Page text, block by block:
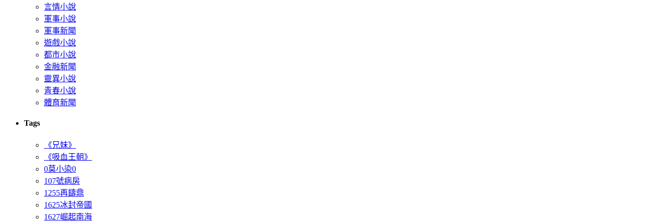
言情小說
軍事小說
軍事新聞
遊戲小說
都市小說
金融新聞
靈異小說
青春小說
體育新聞
Tags
《兄妹》
《吸血王朝》
0莫小染0
107號病房
1255再鑄鼎
1625冰封帝國
1627崛起南海